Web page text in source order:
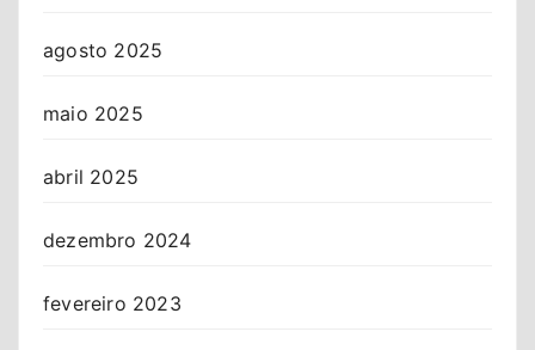
agosto 2025
maio 2025
abril 2025
dezembro 2024
fevereiro 2023